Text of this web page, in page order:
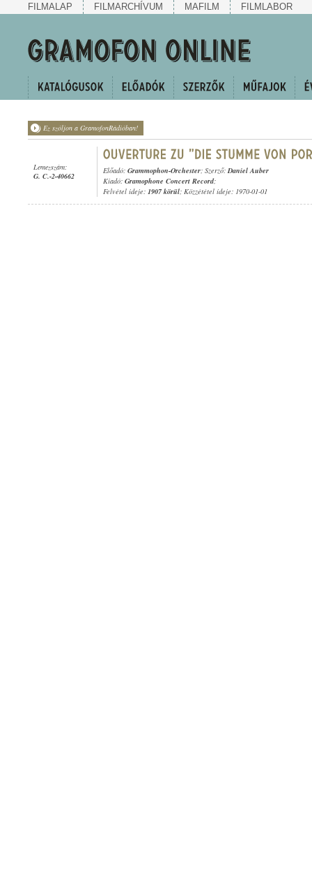
FILMALAP FILMARCHÍVUM MAFILM FILMLABOR
Ez szóljon a GramofonRádióban!
Lemezszám:
G. C.-2-40662
Előadó: Grammophon-Orchester; Szerző:Daniel Auber
Kiadó: Gramophone Concert Record;
Felvétel ideje: 1907 körül; Közzététel ideje: 1970-01-01